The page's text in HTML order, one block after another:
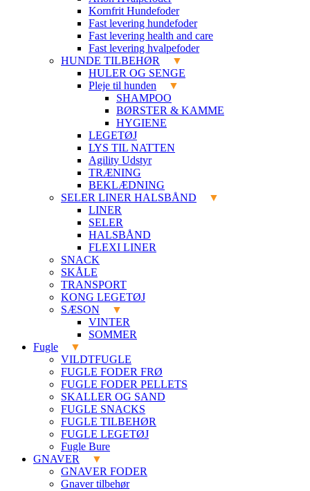
Kornfrit Hundefoder
Fast levering hundefoder
Fast levering health and care
Fast levering hvalpefoder
HUNDE TILBEHØR
HULER OG SENGE
Pleje til hunden
SHAMPOO
BØRSTER & KAMME
HYGIENE
LEGETØJ
LYS TIL NATTEN
Agility Udstyr
TRÆNING
BEKLÆDNING
SELER LINER HALSBÅND
LINER
SELER
HALSBÅND
FLEXI LINER
SNACK
SKÅLE
TRANSPORT
KONG LEGETØJ
SÆSON
VINTER
SOMMER
Fugle
VILDTFUGLE
FUGLE FODER FRØ
FUGLE FODER PELLETS
SKALLER OG SAND
FUGLE SNACKS
FUGLE TILBEHØR
FUGLE LEGETØJ
Fugle Bure
GNAVER
GNAVER FODER
Gnaver tilbehør